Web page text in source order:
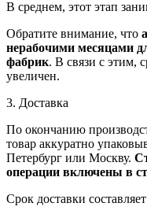
В среднем, этот этап
Обратите внимание, что
нерабочими месяцами
фабрик. В связи с этим,
увеличен.
3. Доставка
По окончанию
товар аккуратно
Петербург или Москву.
операции включены в
Срок доставки составляет